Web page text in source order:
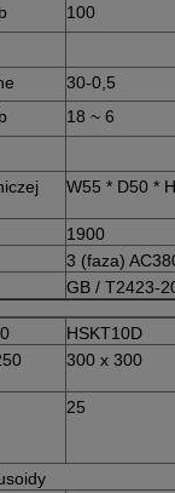
100
30-0,5
18 ~ 6
W55 * D50 *
1900
3 (faza)
GB / T2423-
HSKT10D
300 x 300
25